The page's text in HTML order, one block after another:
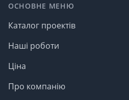
ОСНОВНЕ МЕНЮ
Каталог проектів
Наші роботи
Ціна
Про компанію